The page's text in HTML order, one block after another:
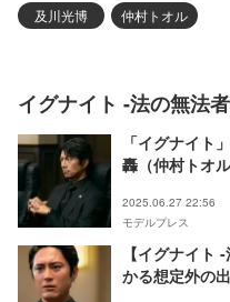
及川光博
仲村トオル
イグナイト -法の無法
「イグナイト
轟（仲村トオ
2025.06.27 22:56
モデルプレス
【イグナイト
かる想定外の